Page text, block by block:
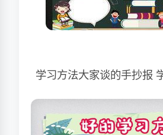
学习方法大家谈的手抄报